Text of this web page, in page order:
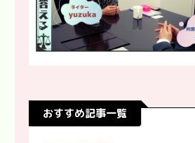
おすすめ記事一覧